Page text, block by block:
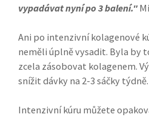
vypadávat nyní po 3 balení."
Ani po intenzivní kolagenové
neměli úplně vysadit. Byla by
zcela zásobovat kolagenem.
snížit dávky na 2-3 sáčky týdně.
Intenzivní kúru můžete